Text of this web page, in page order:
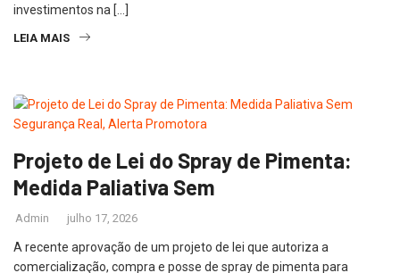
investimentos na […]
LEIA MAIS
Projeto de Lei do Spray de Pimenta:
Medida Paliativa Sem
Admin julho 17, 2026
A recente aprovação de um projeto de lei que autoriza a
comercialização, compra e posse de spray de pimenta para